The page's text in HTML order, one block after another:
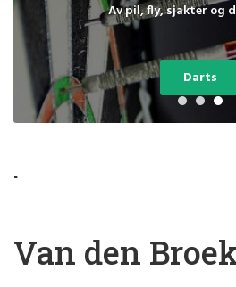
Av pil, fly, sjakter og
Darts
.
Van den